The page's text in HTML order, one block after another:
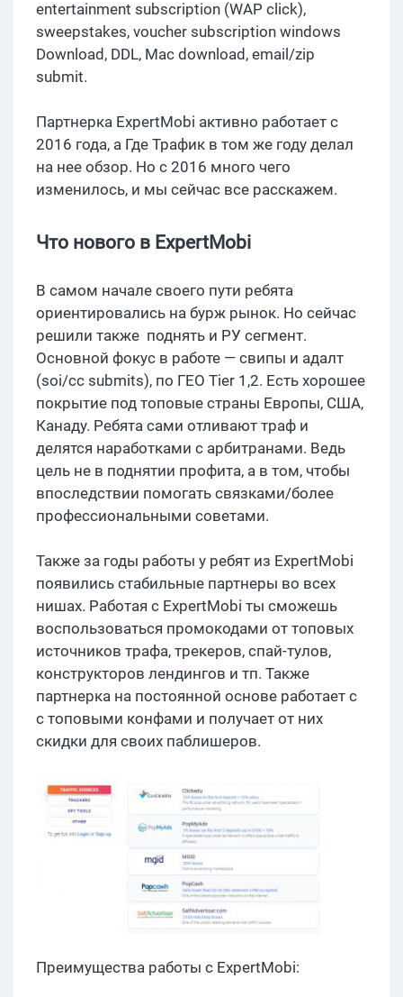
entertainment subscription (WAP click),
sweepstakes, voucher subscription windows
Download, DDL, Mac download, email/zip
submit.
Партнерка ExpertMobi активно работает с
2016 года, а Где Трафик в том же году делал
на нее обзор. Но с 2016 много чего
изменилось, и мы сейчас все расскажем.
Что нового в ExpertMobi
В самом начале своего пути ребята
ориентировались на бурж рынок. Но сейчас
решили также поднять и РУ сегмент.
Основной фокус в работе — свипы и адалт
(soi/cc submits), по ГЕО Tier 1,2. Есть хорошее
покрытие под топовые страны Европы, США,
Канаду. Ребята сами отливают траф и
делятся наработками с арбитранами. Ведь
цель не в поднятии профита, а в том, чтобы
впоследствии помогать связками/более
профессиональными советами.
Также за годы работы у ребят из ExpertMobi
появились стабильные партнеры во всех
нишах. Работая с ExpertMobi ты сможешь
воспользоваться промокодами от топовых
источников трафа, трекеров, спай-тулов,
конструкторов лендингов и тп. Также
партнерка на постоянной основе работает с
с топовыми конфами и получает от них
скидки для своих паблишеров.
Преимущества работы с ExpertMobi: